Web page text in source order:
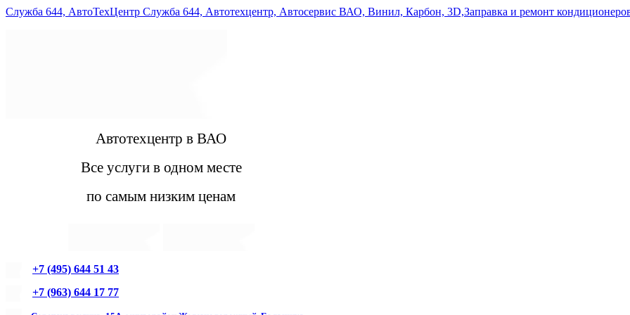
Служба 644, АвтоТехЦентр Служба 644, Автотехцентр, Автосервис ВАО, Винил, Карбон, 3D,Заправка и ремонт
Автотехцентр в ВАО
Все услуги в одном месте
по самым низким ценам
+7 (495) 644 51 43
+7 (963) 644 17 77